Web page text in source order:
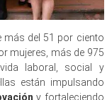
más del 51 por ciento
mujeres, más de 975
laboral, social y
están impulsando
y fortaleciendo